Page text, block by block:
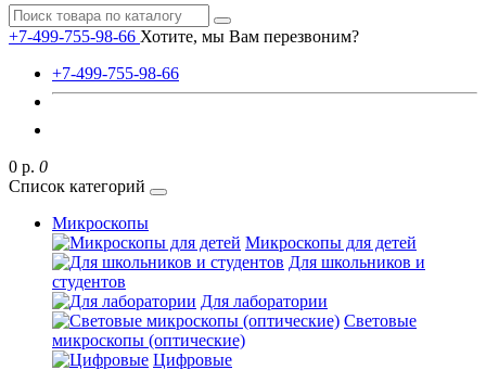
+7-499-755-98-66 Хотите, мы Вам перезвоним?
+7-499-755-98-66
0 р. 0
Список категорий
Микроскопы
Микроскопы для детей
Для школьников и
студентов
Для лаборатории
Световые
микроскопы (оптические)
Цифровые